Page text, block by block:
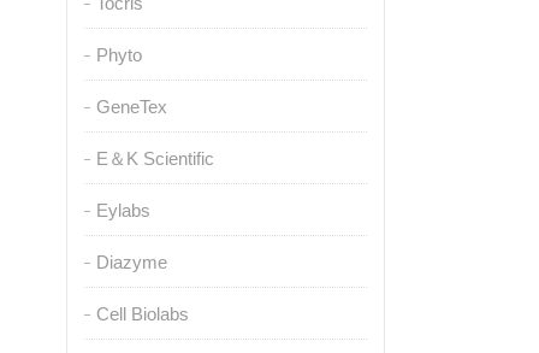
Phyto
GeneTex
E＆K Scientific
Eylabs
Diazyme
Cell Biolabs